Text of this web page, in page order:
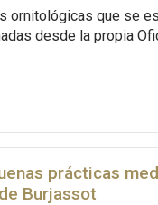
ornitológicas que se
desde la propia
prácticas
Burjassot